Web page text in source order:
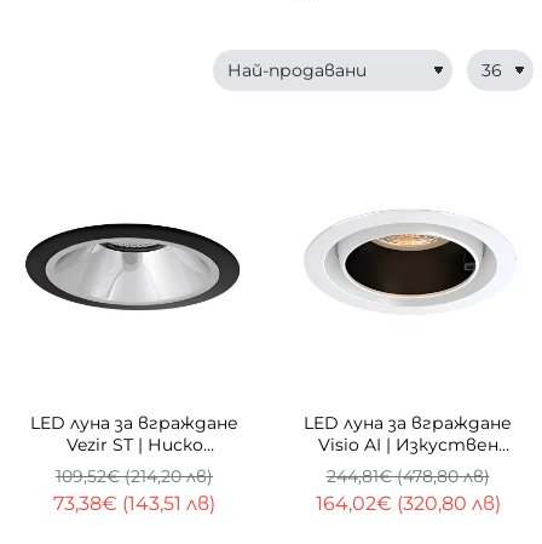
LED луна за вграждане
Vezir ST | Ниско
заслепяване UGR<16
73,38€ (143,51 лв)
109,52€ (214,20 лв)
LED луна за вграждане
Visio AI | Изкуствен
интелект | 30W
164,02€ (320,80 лв)
244,81€ (478,80 лв)